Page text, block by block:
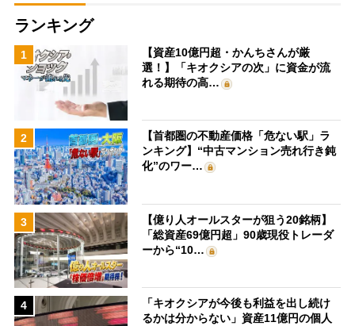
ランキング
1
【資産10億円超・かんちさんが厳
選！】「キオクシアの次」に資金が流
れる期待の高…
2
【首都圏の不動産価格「危ない駅」ラ
ンキング】“中古マンション売れ行き鈍
化”のワー…
3
【億り人オールスターが狙う20銘柄】
「総資産69億円超」90歳現役トレーダ
ーから“10…
4
「キオクシアが今後も利益を出し続け
るかは分からない」資産11億円の個人